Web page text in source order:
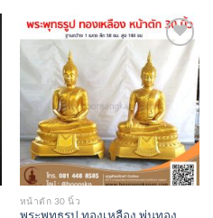
Wishlist
หน้าตัก 30 นิ้ว